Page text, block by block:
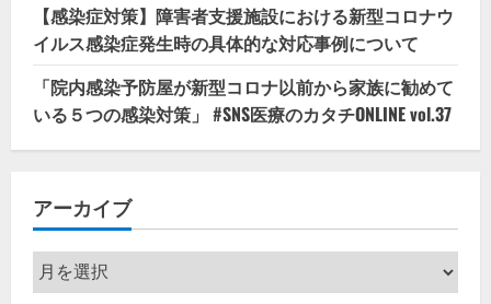
【感染症対策】障害者支援施設における新型コロナウ
イルス感染症発生時の具体的な対応事例について
「院内感染予防屋が新型コロナ以前から家族に勧めて
いる５つの感染対策」 #SNS医療のカタチONLINE vol.37
アーカイブ
ア
ー